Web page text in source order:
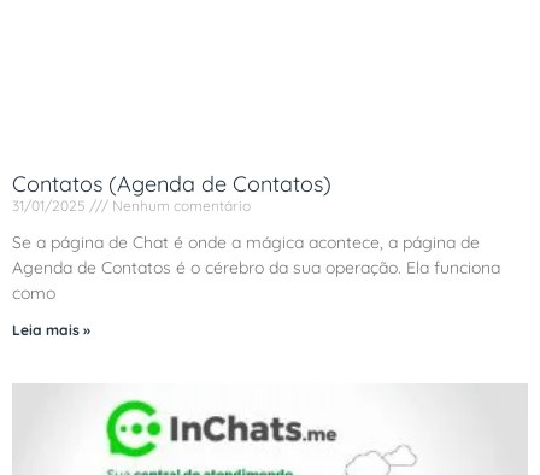
Contatos (Agenda de Contatos)
31/01/2025 Nenhum comentário
Se a página de Chat é onde a mágica acontece, a página de
Agenda de Contatos é o cérebro da sua operação. Ela funciona
como
Leia mais »